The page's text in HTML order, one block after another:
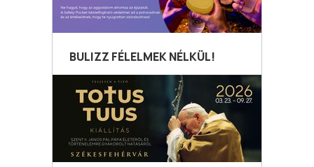
BULIZZ FÉLELMEK NÉLKÜL!